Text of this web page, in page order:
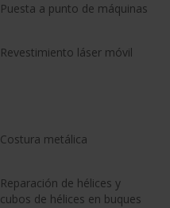
Puesta a punto de máquinas
Revestimiento láser móvil
Costura metálica
Reparación de hélices y
cubos de hélices en buques